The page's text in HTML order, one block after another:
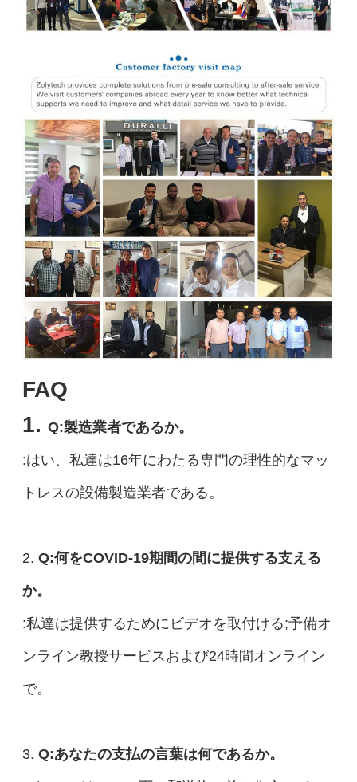
FAQ
1. Q:製造業者であるか。
:はい、私達は16年にわたる専門の理性的なマッ
トレスの設備製造業者である。
2. Q:何をCOVID-19期間の間に提供する支える
か。
:私達は提供するためにビデオを取付ける;予備オ
ンライン教授サービスおよび24時間オンライン
で。
3. Q:あなたの支払の言葉は何であるか。